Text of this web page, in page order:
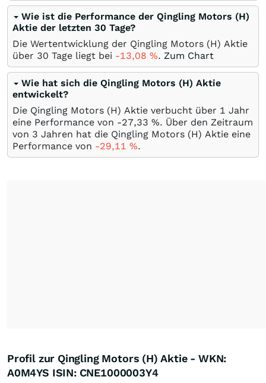
Wie ist die Performance der Qingling Motors (H)
Aktie der letzten 30 Tage?
Die Wertentwicklung der Qingling Motors (H) Aktie
über 30 Tage liegt bei -13,08 %. Zum Chart
Wie hat sich die Qingling Motors (H) Aktie
entwickelt?
Die Qingling Motors (H) Aktie verbucht über 1 Jahr
eine Performance von -27,33 %. Über den Zeitraum
von 3 Jahren hat die Qingling Motors (H) Aktie eine
Performance von -29,11 %.
Profil zur Qingling Motors (H) Aktie - WKN:
A0M4YS ISIN: CNE1000003Y4